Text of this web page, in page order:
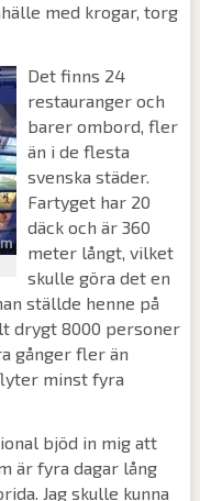
med krogar, torg
Det finns 24
restauranger och
barer ombord, fler
än i de flesta
svenska städer.
Fartyget har 20
däck och är 360
meter långt, vilket
skulle göra det en
ställde henne på
drygt 8000 personer
gånger fler än
minst fyra
bjöd in mig att
är fyra dagar lång
Jag skulle kunna